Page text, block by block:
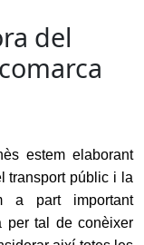
del
estem elaborant
transport públic i la
a part important
per tal de conèixer